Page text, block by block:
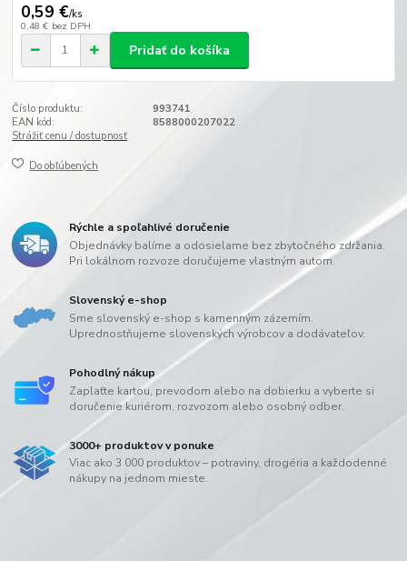
0,59 €/ks
0,48 € bez DPH
Pridať do košíka
Číslo produktu:
993741
EAN kód:
8588000207022
Strážiť cenu / dostupnosť
Do obľúbených
Rýchle a spoľahlivé doručenie
Objednávky balíme a odosielame bez zbytočného zdržania.
Pri lokálnom rozvoze doručujeme vlastným autom.
Slovenský e-shop
Sme slovenský e-shop s kamenným zázemím.
Uprednostňujeme slovenských výrobcov a dodávateľov.
Pohodlný nákup
Zaplaťte kartou, prevodom alebo na dobierku a vyberte si
doručenie kuriérom, rozvozom alebo osobný odber.
3000+ produktov v ponuke
Viac ako 3 000 produktov – potraviny, drogéria a každodenné
nákupy na jednom mieste.